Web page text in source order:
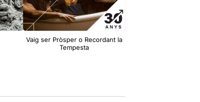
Vaig ser Pròsper o Recordant la
Tempesta